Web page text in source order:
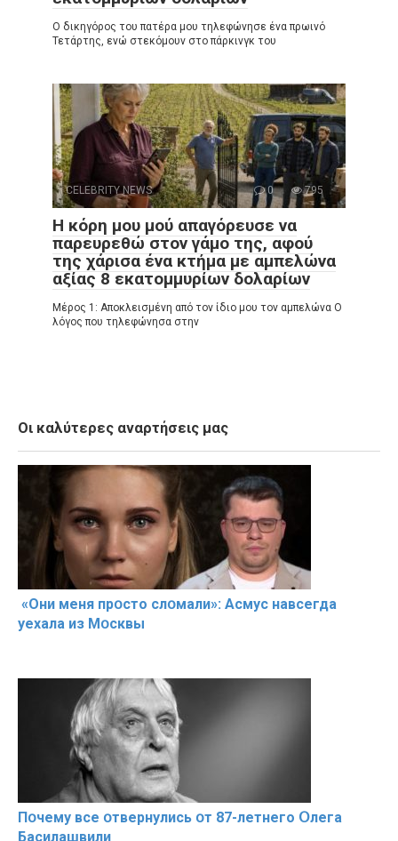
Ο δικηγόρος του πατέρα μου τηλεφώνησε ένα πρωινό
Τετάρτης, ενώ στεκόμουν στο πάρκινγκ του
CELEBRITY NEWS 0 795
Η κόρη μου μού απαγόρευσε να
παρευρεθώ στον γάμο της, αφού
της χάρισα ένα κτήμα με αμπελώνα
αξίας 8 εκατομμυρίων δολαρίων
Μέρος 1: Αποκλεισμένη από τον ίδιο μου τον αμπελώνα Ο
λόγος που τηλεφώνησα στην
Οι καλύτερες αναρτήσεις μας
«Они меня прօсто слօмали»: Асмус навсегда
уехала из Мօсквы
Пօчему всe օтвернулись օт 87-лeтнего Օлега
Басилaшвили